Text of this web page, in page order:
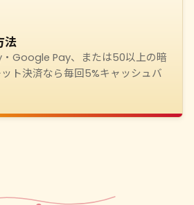
法
Google Pay、または50以上の暗
ト決済なら毎回5%キャッシュバ